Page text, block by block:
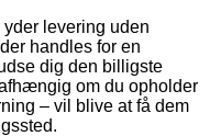
levering uden
handles for en
dig den billigste
om du opholder
– vil blive at få dem